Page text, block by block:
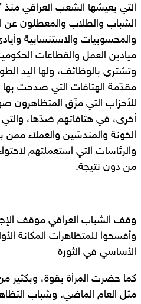
الشباب والطلاب والمعطلون عن
والمحسوبيات والاستنسابية
ميادين العمل والقطاعات
وتشتري بالوظائف، ولها اليد
مقدّمة الهتافات التي صدحت بها
للأحزاب التي مزّق المتظاهرون
أخرى، في هتافاتهم ضدّها،
الخونة والمندسّين والعملاء ممن
والرئاسات التي استعملتهم
من دون نتيجة.
وقف الشباب العراقي موقف
وأفسحوا للمتظاهرات المكانة
الأساسي في الثورة
كما حضرت المرأة بقوة، وبكثير
مثل العام الماضي. وشباب